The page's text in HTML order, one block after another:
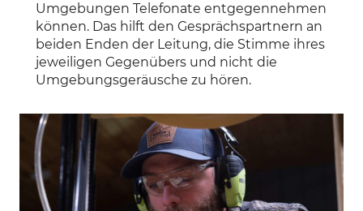
Umgebungen Telefonate entgegennehmen
können. Das hilft den Gesprächspartnern an
beiden Enden der Leitung, die Stimme ihres
jeweiligen Gegenübers und nicht die
Umgebungsgeräusche zu hören.